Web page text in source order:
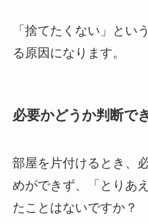
「捨てたくない」とい
る原因になります。
必要かどうか判断で
部屋を片付けるとき、
めができず、「とりあ
たことはないですか？